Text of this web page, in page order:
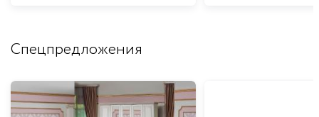
Спецпредложения